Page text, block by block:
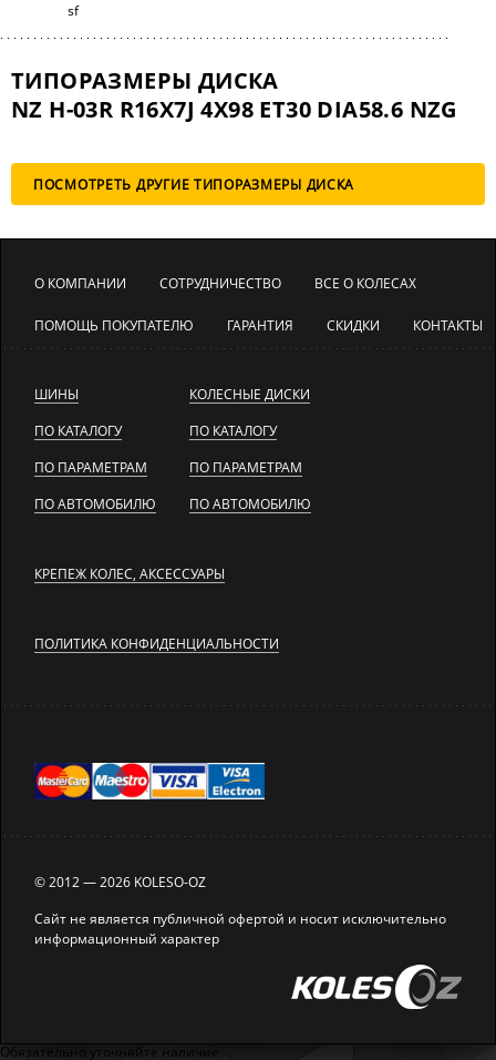
sf
ТИПОРАЗМЕРЫ ДИСКА
NZ H-03R R16X7J 4X98 ET30 DIA58.6 NZG
ПОСМОТРЕТЬ ДРУГИЕ ТИПОРАЗМЕРЫ ДИСКА
О КОМПАНИИ СОТРУДНИЧЕСТВО ВСЕ О КОЛЕСАХ
ПОМОЩЬ ПОКУПАТЕЛЮ ГАРАНТИЯ СКИДКИ КОНТАКТЫ
ШИНЫ
ПО КАТАЛОГУ
ПО ПАРАМЕТРАМ
ПО АВТОМОБИЛЮ
КОЛЕСНЫЕ ДИСКИ
ПО КАТАЛОГУ
ПО ПАРАМЕТРАМ
ПО АВТОМОБИЛЮ
КРЕПЕЖ КОЛЕС, АКСЕССУАРЫ
ПОЛИТИКА КОНФИДЕНЦИАЛЬНОСТИ
© 2012 — 2026 KOLESO-OZ
Сайт не является публичной офертой и носит исключительно
информационный характер
Обязательно уточняйте наличие